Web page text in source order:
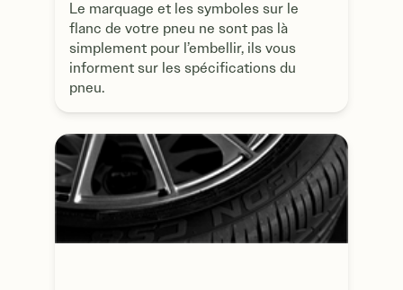
Le marquage et les symboles sur le
flanc de votre pneu ne sont pas là
simplement pour l’embellir, ils vous
informent sur les spécifications du
pneu.